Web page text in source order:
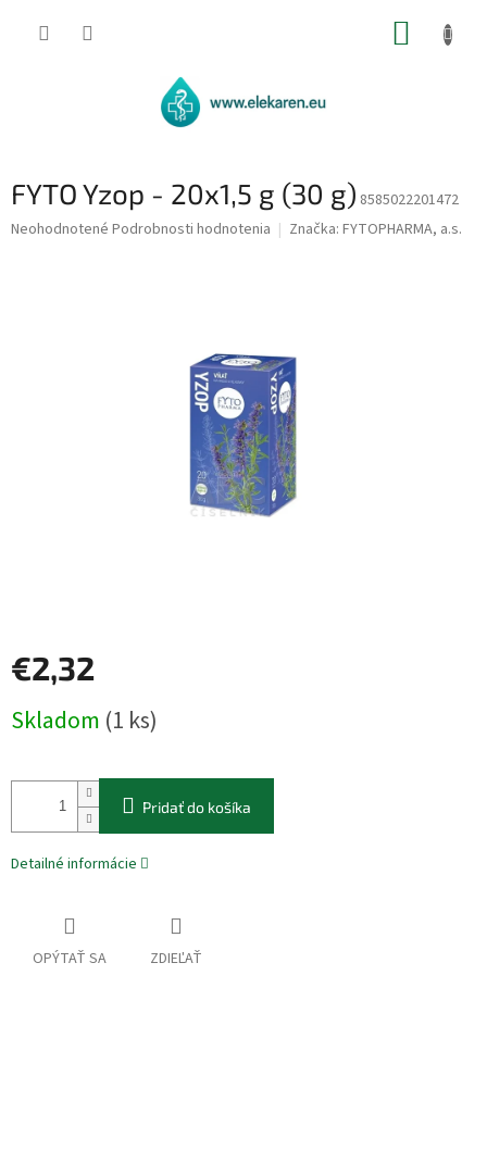
FYTO Yzop - 20x1,5 g (30 g) 8585022201472
Priemerné
Neohodnotené Podrobnosti hodnotenia Značka: FYTOPHARMA, a.s.
€2,32
cena:
Skladom (1 ks)
Pridať do košíka
Detailné informácie
OPÝTAŤ SA ZDIEĽAŤ